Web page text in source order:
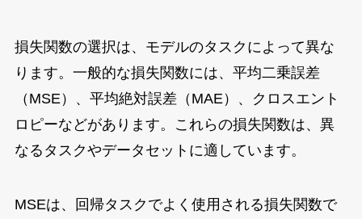
損失関数の選択は、モデルのタスクによって異な
ります。一般的な損失関数には、平均二乗誤差
（MSE）、平均絶対誤差（MAE）、クロスエント
ロピーなどがあります。これらの損失関数は、異
なるタスクやデータセットに適しています。
MSEは、回帰タスクでよく使用される損失関数で